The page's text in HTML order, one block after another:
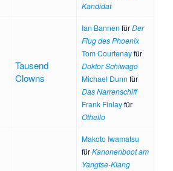
Kandidat
Tausend
Clowns
Ian Bannen fürDer
Flug des Phoenix
Tom Courtenayfür
Doktor Schiwago
Michael Dunn für
Das Narrenschiff
Frank Finlayfür
Othello
Makoto Iwamatsu
fürKanonenboot am
Yangtse-Kiang